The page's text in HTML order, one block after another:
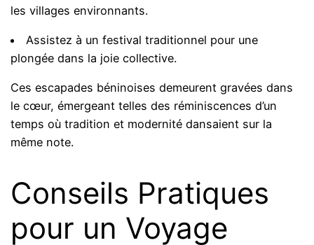
les villages environnants.
Assistez à un festival traditionnel pour une
plongée dans la joie collective.
Ces escapades béninoises demeurent gravées dans
le cœur, émergeant telles des réminiscences d’un
temps où tradition et modernité dansaient sur la
même note.
Conseils Pratiques
pour un Voyage